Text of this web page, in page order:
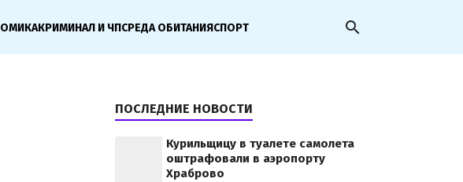
КРИМИНАЛ И ЧПСРЕДА ОБИТАНИЯСПОРТ search
ПОСЛЕДНИЕ НОВОСТИ
Курильщицу в туалете самолета
оштрафовали в аэропорту
Храброво